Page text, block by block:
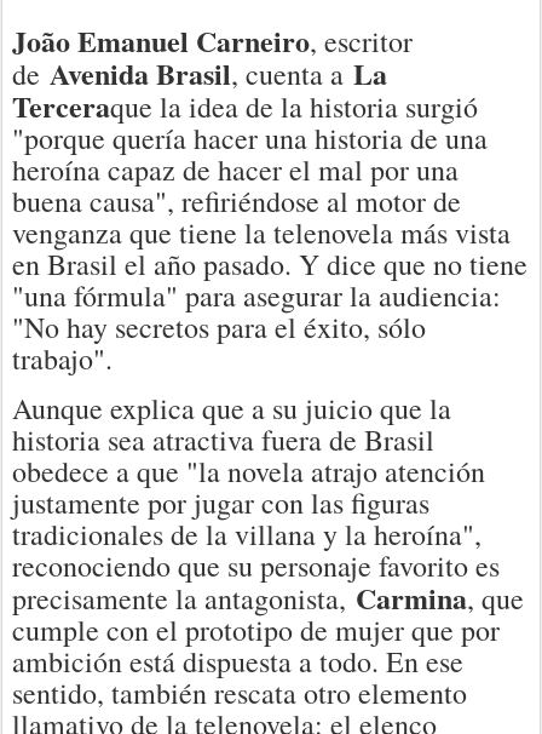
João Emanuel Carneiro, escritor
de Avenida Brasil, cuenta a La
Terceraque la idea de la historia surgió
"porque quería hacer una historia de una
heroína capaz de hacer el mal por una
buena causa", refiriéndose al motor de
venganza que tiene la telenovela más vista
en Brasil el año pasado. Y dice que no tiene
"una fórmula" para asegurar la audiencia:
"No hay secretos para el éxito, sólo
trabajo".
Aunque explica que a su juicio que la
historia sea atractiva fuera de Brasil
obedece a que "la novela atrajo atención
justamente por jugar con las figuras
tradicionales de la villana y la heroína",
reconociendo que su personaje favorito es
precisamente la antagonista, Carmina, que
cumple con el prototipo de mujer que por
ambición está dispuesta a todo. En ese
sentido, también rescata otro elemento
llamativo de la telenovela: el elenco